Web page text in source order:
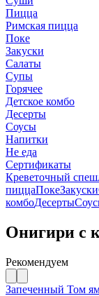
Пицца
Римская пицца
Поке
Закуски
Салаты
Супы
Горячее
Детское комбо
Десерты
Соусы
Напитки
Не еда
Сертификаты
Креветочный
пиццаПокеЗакуски
комбоДесерты
Онигири с
Рекомендуем
Запеченный Том